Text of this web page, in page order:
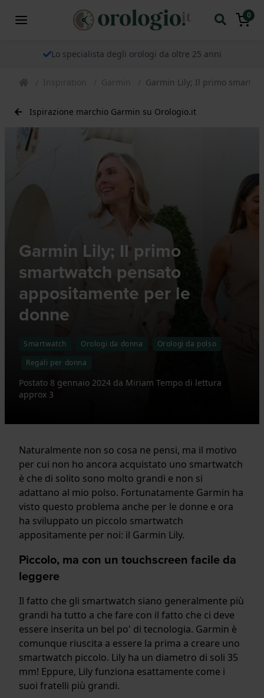
0
Lo specialista degli orologi da oltre 25 anni
Inspiration Garmin Garmin Lily; Il primo
Ispirazione marchio Garmin su Orologio.it
Garmin Lily; Il primo
smartwatch pensato
appositamente per le
donne
Smartwatch Orologi da donna
Orologi da polso
Regali per donna
Postato 8 gennaio 2024 da Miriam Tempo di lettura
approx 3
Naturalmente non so cosa ne pensi, ma il motivo
per cui non ho ancora acquistato uno smartwatch
è che di solito sono molto grandi e non si
adattano al mio polso. Fortunatamente Garmin ha
visto questo problema anche per le donne e ora
ha sviluppato un piccolo smartwatch
appositamente per noi: il Garmin Lily.
Piccolo, ma con un touchscreen facile da
leggere
Il fatto che gli smartwatch siano generalmente più
grandi ha tutto a che fare con il fatto che ci deve
essere inserita un bel po' di tecnologia. Garmin è
comunque riuscita a essere la prima a creare uno
smartwatch piccolo. Lily ha un diametro di soli 35
mm! Eppure, Lily funziona esattamente come i
suoi fratelli più grandi.